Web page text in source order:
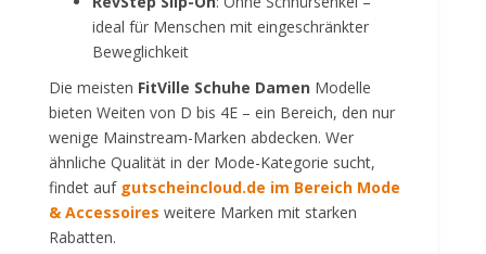
ideal für Menschen mit eingeschränkter
Beweglichkeit
Die meisten FitVille Schuhe Damen Modelle
bieten Weiten von D bis 4E – ein Bereich, den nur
wenige Mainstream-Marken abdecken. Wer
ähnliche Qualität in der Mode-Kategorie sucht,
findet auf gutscheincloud.de im Bereich Mode
& Accessoires weitere Marken mit starken
Rabatten.